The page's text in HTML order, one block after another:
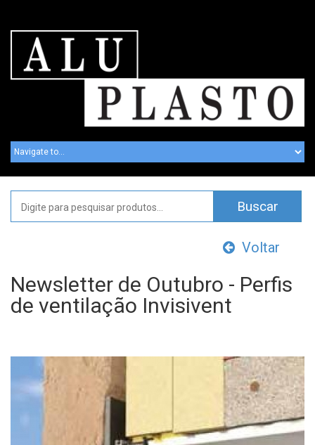
Voltar
Newsletter de Outubro - Perfis
de ventilação Invisivent